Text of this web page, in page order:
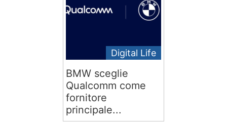
Digital Life
BMW sceglie
Qualcomm come
fornitore
principale...